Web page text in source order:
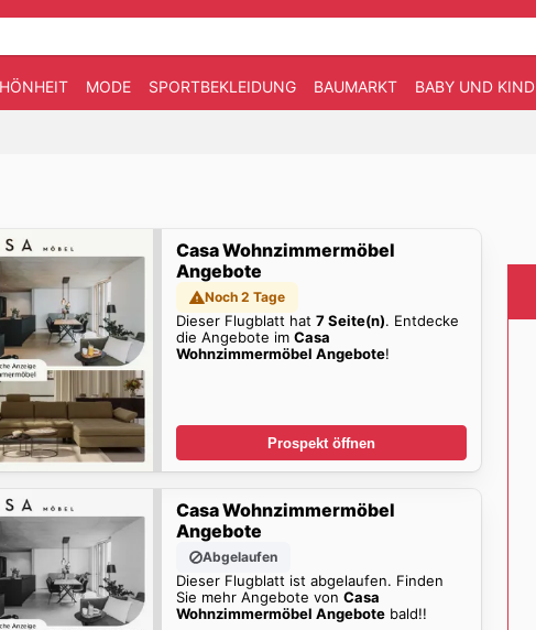
MODE SPORTBEKLEIDUNG BAUMARKT BABY UND KIND
Casa Wohnzimmermöbel
Angebote
Noch 2 Tage
Dieser Flugblatt hat7 Seite(n). Entdecke
die Angebote imCasa
Wohnzimmermöbel Angebote!
Prospekt öffnen
Casa Wohnzimmermöbel
Angebote
Abgelaufen
Dieser Flugblatt ist abgelaufen. Finden
Sie mehr Angebote vonCasa
Wohnzimmermöbel Angebote bald!!